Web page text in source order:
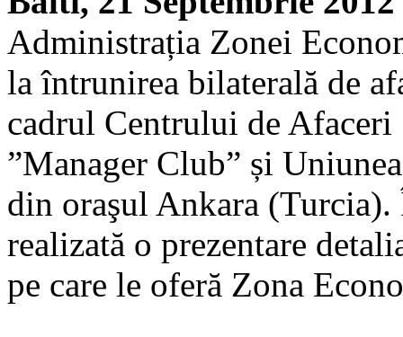
Administrația Zonei
la întrunirea bilaterală de
cadrul Centrului de
”Manager Club” și
din oraşul Ankara
realizată o prezentare
pe care le oferă Zona